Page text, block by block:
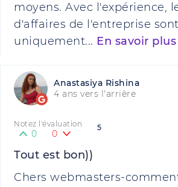
moyens. Avec l'expérience,
d'affaires de l'entreprise
uniquement... En savoir plus
Anastasiya Rishina
4 ans vers l'arrière
5
Notez l'évaluation
0 0
Tout est bon))
Chers webmasters-